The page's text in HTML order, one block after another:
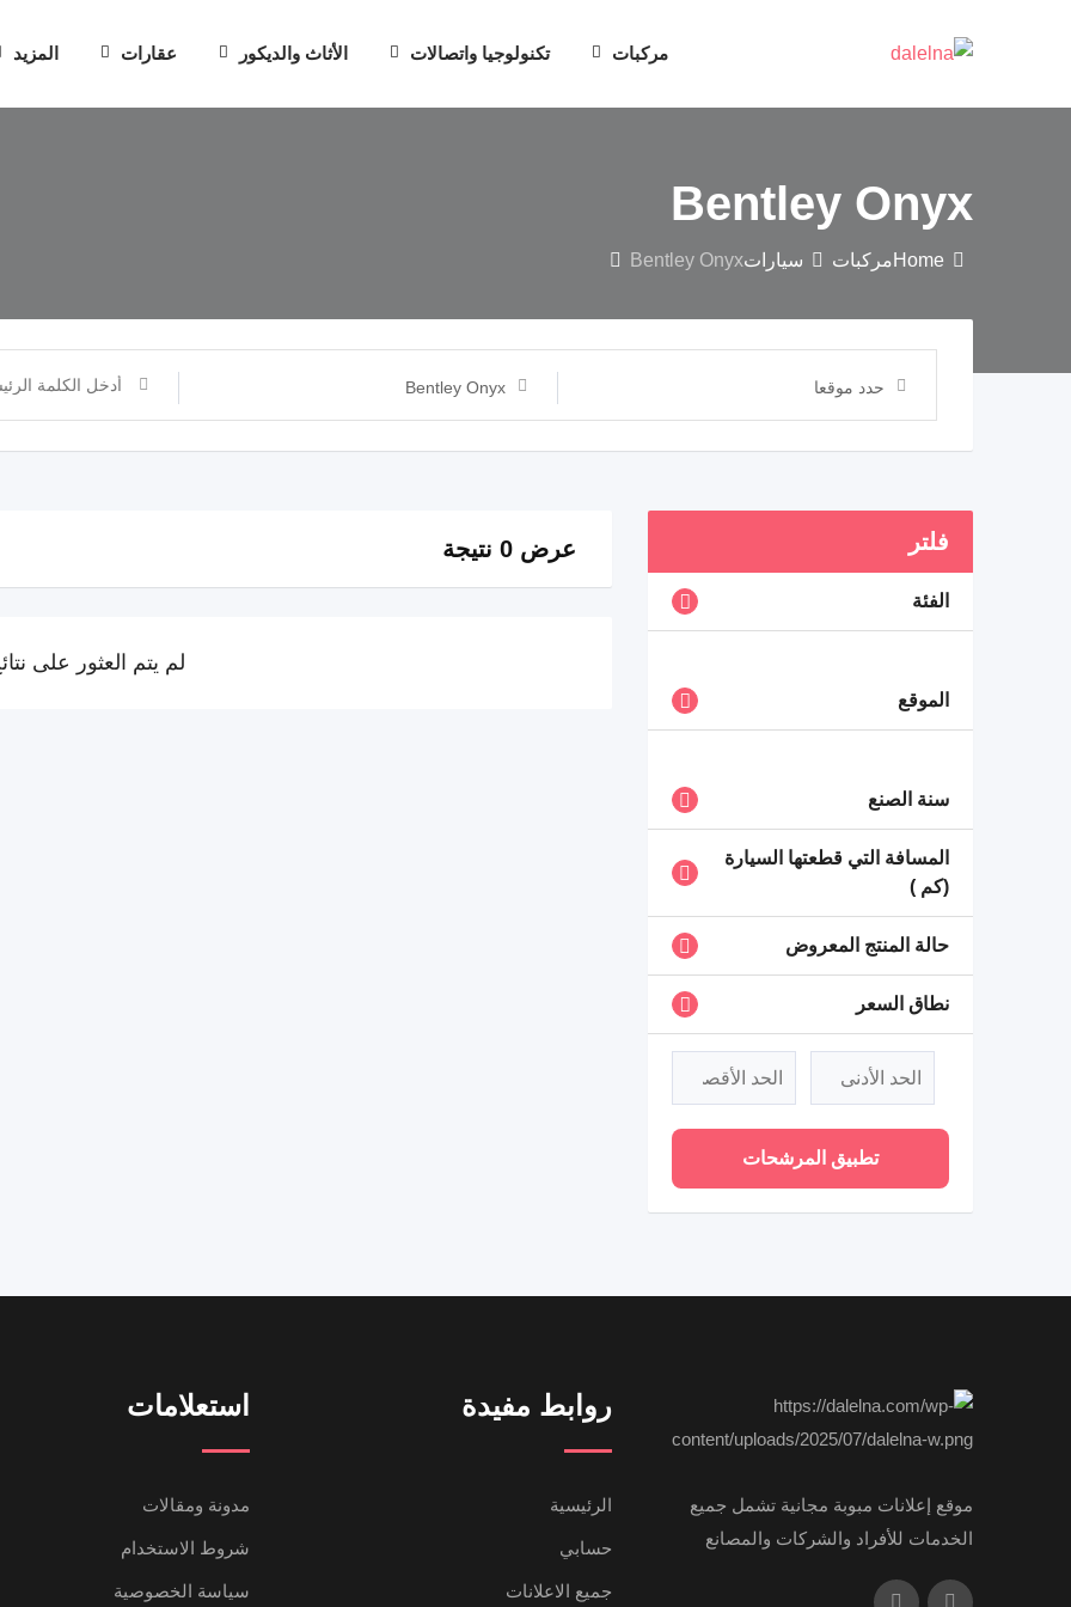
مركبات تكنولوجيا واتصالات الأثاث والديكور عقارات المزيد
Bentley Onyx
Homeمركبات سياراتBentley Onyx
حدد موقعا Bentley Onyx
فلتر
الفئة
الموقع
سنة الصنع
المسافة التي قطعتها السيارة
(كم )
حالة المنتج المعروض
نطاق السعر
تطبيق المرشحات
عرض 0 نتيجة
لم يتم العثور على
موقع إعلانات مبوبة مجانية تشمل جميع
الخدمات للأفراد والشركات والمصانع
روابط مفيدة
الرئيسية
حسابي
جميع الاعلانات
استعلامات
مدونة ومقالات
شروط الاستخدام
سياسة الخصوصية